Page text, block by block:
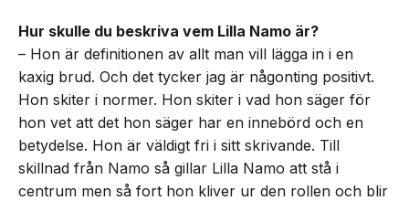
Hur skulle du beskriva vem Lilla Namo är?
– Hon är definitionen av allt man vill lägga in i en
kaxig brud. Och det tycker jag är någonting positivt.
Hon skiter i normer. Hon skiter i vad hon säger för
hon vet att det hon säger har en innebörd och en
betydelse. Hon är väldigt fri i sitt skrivande. Till
skillnad från Namo så gillar Lilla Namo att stå i
centrum men så fort hon kliver ur den rollen och blir